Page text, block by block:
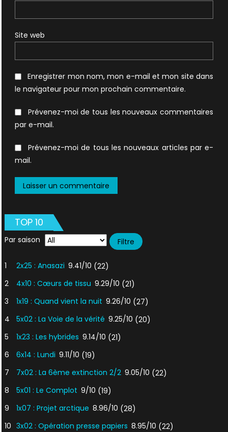
Site web
Enregistrer mon nom, mon e-mail et mon site dans
le navigateur pour mon prochain commentaire.
Prévenez-moi de tous les nouveaux commentaires
par e-mail.
Prévenez-moi de tous les nouveaux articles par e-
mail.
TOP 10
Par saison
1 2x25 : Anasazi 9.41/10 (22)
2
4x10 : Cœurs de tissu 9.29/10 (21)
3
1x19 : Quand vient la nuit 9.26/10 (27)
4
5x02 : La Voie de la vérité 9.25/10 (20)
5
1x23 : Les hybrides 9.14/10 (21)
6
6x14 : Lundi 9.11/10 (19)
7
7x02 : La 6ème extinction 2/2 9.05/10 (22)
8
5x01 : Le Complot 9/10 (19)
9
1x07 : Projet arctique 8.96/10 (28)
10 3x02 : Opération presse papiers 8.95/10 (22)